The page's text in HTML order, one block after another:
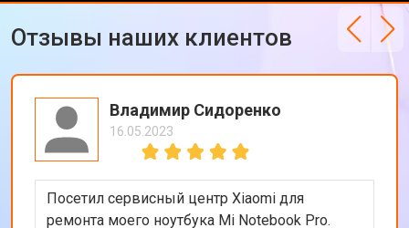
Отзывы наших клиентов
Владимир Сидоренко
16.05.2023
Посетил сервисный центр Xiaomi для
ремонта моего ноутбука Mi Notebook Pro.